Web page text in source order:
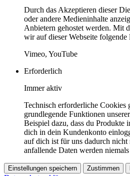
Durch das Akzeptieren dieser
oder andere Medieninhalte
Anbietern gehostet werden. Mit
wir auf dieser Webseite folgende
Vimeo, YouTube
Erforderlich
Immer aktiv
Technisch erforderliche Cookies
grundlegende Funktionen
Beispiel dazu, dass du Produkte
dich in dein Kundenkonto
auf dich ist für uns dadurch
anfallende Daten werden
Einstellungen speichern Zustimmen